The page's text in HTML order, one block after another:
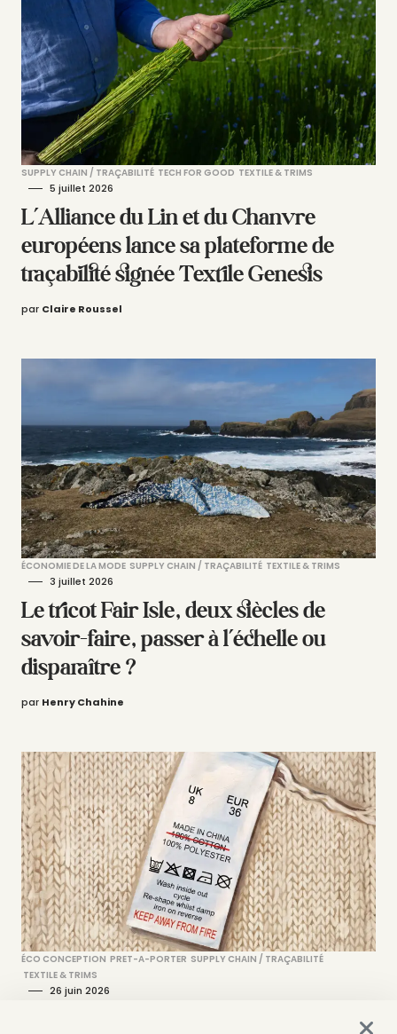
SUPPLY CHAIN / TRAÇABILITÉ TECH FOR GOOD TEXTILE & TRIMS
5 juillet 2026
L’Alliance du Lin et du Chanvre
européens lance sa plateforme de
traçabilité signée Textile Genesis
par Claire Roussel
ÉCONOMIE DE LA MODE SUPPLY CHAIN / TRAÇABILITÉ TEXTILE & TRIMS
3 juillet 2026
Le tricot Fair Isle, deux siècles de
savoir-faire, passer à l’échelle ou
disparaître ?
par Henry Chahine
ÉCO CONCEPTION PRET-A-PORTER SUPPLY CHAIN / TRAÇABILITÉ
TEXTILE & TRIMS
26 juin 2026